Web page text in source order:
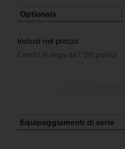
Optionals
Inclusi nel prezzo
Cerchi in lega da \"20 pollici
Equipaggiamenti di serie